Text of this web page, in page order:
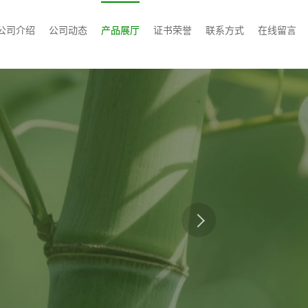
司介绍 公司动态 产品展厅 证书荣誉 联系方式 在线留言